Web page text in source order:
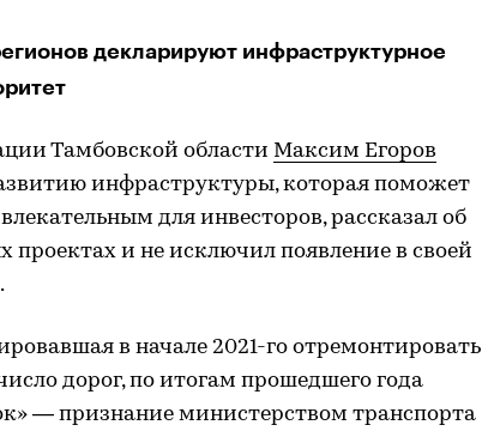
декларируют инфраструктурное
Тамбовской области Максим Егоров
инфраструктуры, которая поможет
для инвесторов, рассказал об
и не исключил появление в своей
в начале 2021-го отремонтировать
дорог, по итогам прошедшего года
— признание министерством транспорта